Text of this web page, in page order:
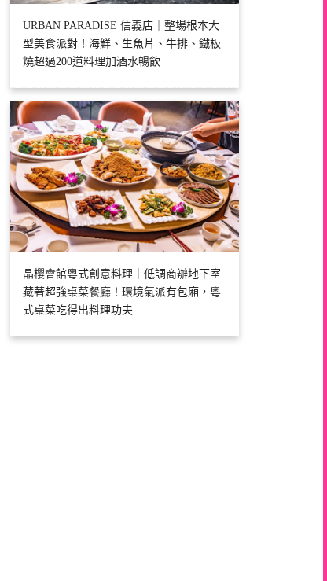
URBAN PARADISE 信義店｜整場根本大
型美食派對！海鮮、生魚片、牛排、鐵板
燒超過200道料理加酒水暢飲
晶櫻會館粵式創意料理｜低調商辦地下室
藏著超強桌菜餐廳！環境氣派有包廂，粵
式桌菜吃得出料理功夫